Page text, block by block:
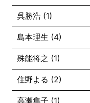
呉勝浩 (1)
島本理生 (4)
殊能将之 (1)
住野よる (2)
高瀬隼子 (1)